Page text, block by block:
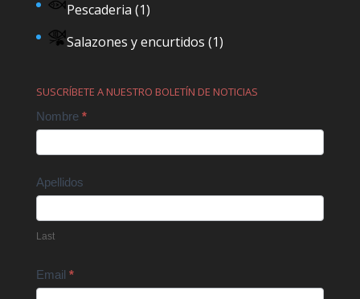
Pescaderia (1)
Salazones y encurtidos (1)
SUSCRÍBETE A NUESTRO BOLETÍN DE NOTICIAS
Contact
Nombre *
Apellidos
Last
Email *